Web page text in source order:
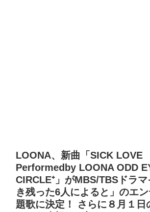
LOONA、新曲「SICK LOVE
Performedby LOONA ODD
CIRCLE⁺」がMBS/TBSドラ
き残った6人によると」のエ
題歌に決定！ さらに８月１日